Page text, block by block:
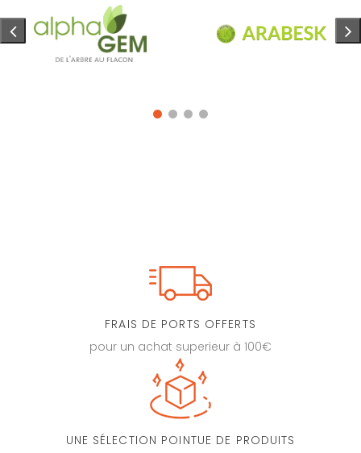
FRAIS DE PORTS OFFERTS
pour un achat superieur à 100€
UNE SÉLECTION POINTUE DE PRODUITS